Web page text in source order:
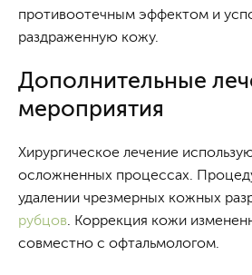
противоотечным эффектом и
раздраженную кожу.
Дополнительные
мероприятия
Хирургическое лечение
осложненных процессах.
удалении чрезмерных кожных
рубцов . Коррекция кожи
совместно с офтальмологом.